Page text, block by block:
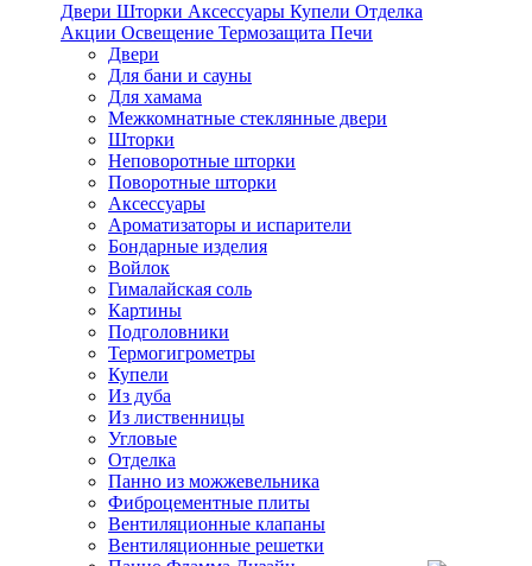
Двери Шторки Аксессуары Купели Отделка
Акции Освещение Термозащита Печи
Двери
Для бани и сауны
Для хамама
Межкомнатные стеклянные двери
Шторки
Неповоротные шторки
Поворотные шторки
Аксессуары
Ароматизаторы и испарители
Бондарные изделия
Войлок
Гималайская соль
Картины
Подголовники
Термогигрометры
Купели
Из дуба
Из лиственницы
Угловые
Отделка
Панно из можжевельника
Фиброцементные плиты
Вентиляционные клапаны
Вентиляционные решетки